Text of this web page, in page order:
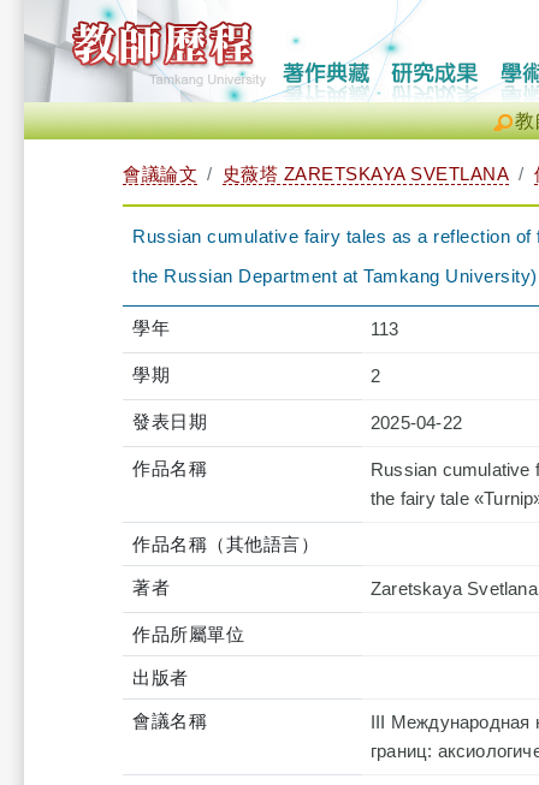
教
會議論文 史薇塔 ZARETSKAYA SVETLANA
Russian cumulative fairy tales as a reflection
the Russian Department at Tamkang University)
學年 113
學期 2
發表日期 2025-04-22
作品名稱
Russian cumulative
the fairy tale
作品名稱（其他語言）
著者 Zaretskaya Svetlana
作品所屬單位
出版者
會議名稱
III Международная
границ: